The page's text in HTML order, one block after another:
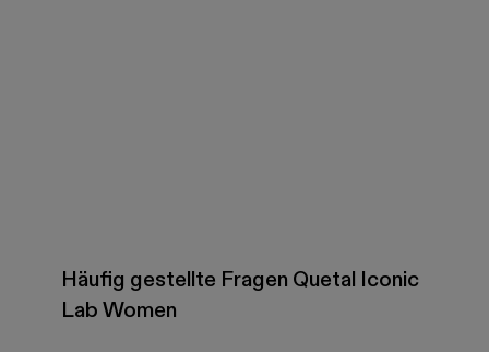
Häufig gestellte Fragen Quetal Iconic
Lab Women